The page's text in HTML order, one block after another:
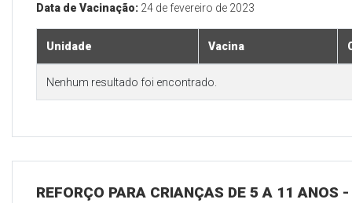
Data de Vacinação: 24 de fevereiro de 2023
Unidade Vacina
Nenhum resultado foi encontrado.
REFORÇO PARA CRIANÇAS DE 5 A 11 ANOS